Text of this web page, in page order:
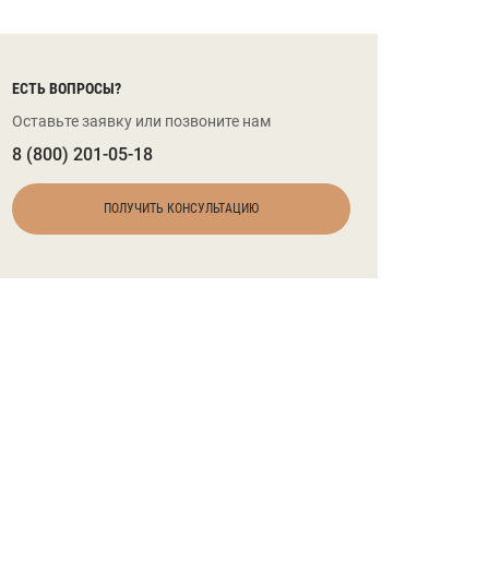
ЕСТЬ ВОПРОСЫ?
Оставьте заявку или позвоните нам
8 (800) 201-05-18
ПОЛУЧИТЬ КОНСУЛЬТАЦИЮ